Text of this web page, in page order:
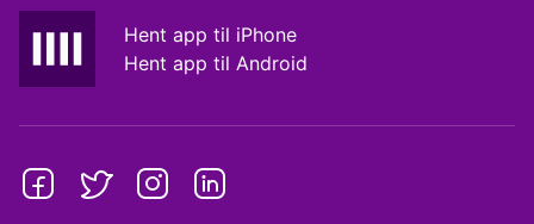
Hent app til iPhone
Hent app til Android